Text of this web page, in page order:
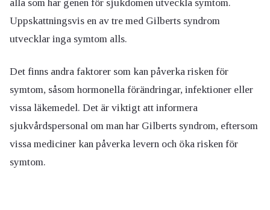
alla som har genen för sjukdomen utveckla symtom.
Uppskattningsvis en av tre med Gilberts syndrom
utvecklar inga symtom alls.
Det finns andra faktorer som kan påverka risken för
symtom, såsom hormonella förändringar, infektioner eller
vissa läkemedel. Det är viktigt att informera
sjukvårdspersonal om man har Gilberts syndrom, eftersom
vissa mediciner kan påverka levern och öka risken för
symtom.